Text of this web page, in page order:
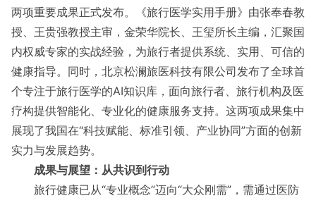
两项重要成果正式发布。《旅行医学实用手册》由张奉春教
授、王贵强教授主审，金荣华院长、王玺所长主编，汇聚国
内权威专家的实战经验，为旅行者提供系统、实用、可信的
健康指导。同时，北京松澜旅医科技有限公司发布了全球首
个专注于旅行医学的AI知识库，面向旅行者、旅行机构及医
疗构提供智能化、专业化的健康服务支持。这两项成果集中
展现了我国在“科技赋能、标准引领、产业协同”方面的创新
实力与发展趋势。
成果与展望：从共识到行动
旅行健康已从“专业概念”迈向“大众刚需”，需通过医防